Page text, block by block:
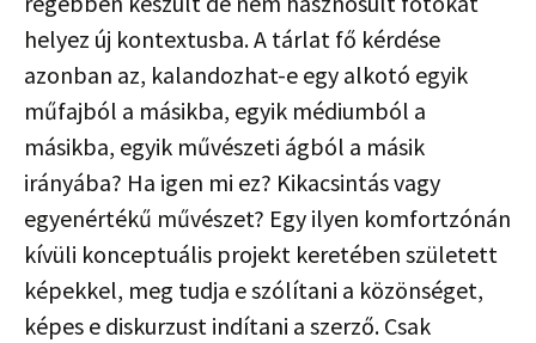
helyez új kontextusba. A tárlat fő kérdése
azonban az, kalandozhat-e egy alkotó egyik
műfajból a másikba, egyik médiumból a
másikba, egyik művészeti ágból a másik
irányába? Ha igen mi ez? Kikacsintás vagy
egyenértékű művészet? Egy ilyen komfortzónán
kívüli konceptuális projekt keretében született
képekkel, meg tudja e szólítani a közönséget,
képes e diskurzust indítani a szerző. Csak